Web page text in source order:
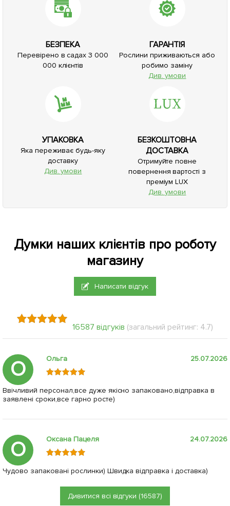
БЕЗПЕКА
Перевірено в садах 3 000
000 клієнтів
ГАРАНТІЯ
Рослини приживаються або
робимо заміну
Див. умови
УПАКОВКА
Яка переживає будь-яку
доставку
Див. умови
БЕЗКОШТОВНА
ДОСТАВКА
Отримуйте повне
повернення вартості з
преміум LUX
Див. умови
Думки наших клієнтів про роботу
магазину
Написати відгук
16587 відгуків (загальний рейтинг: 4.7)
О Ольга 25.07.2026
Ввічливий персонал,все дуже якісно запаковано,відправка в
заявлені сроки,все гарно росте)
О Оксана Пацеля 24.07.2026
Чудово запаковані рослинки) Швидка відправка і доставка)
Дивитися всі відгуки (16587)